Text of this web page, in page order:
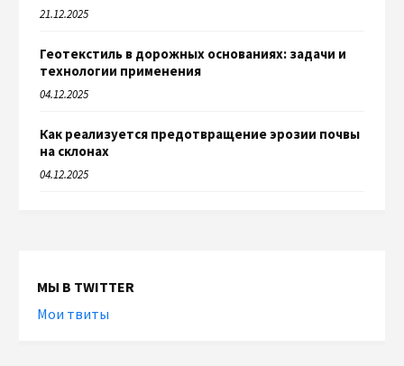
21.12.2025
Геотекстиль в дорожных основаниях: задачи и
технологии применения
04.12.2025
Как реализуется предотвращение эрозии почвы
на склонах
04.12.2025
МЫ В TWITTER
Мои твиты